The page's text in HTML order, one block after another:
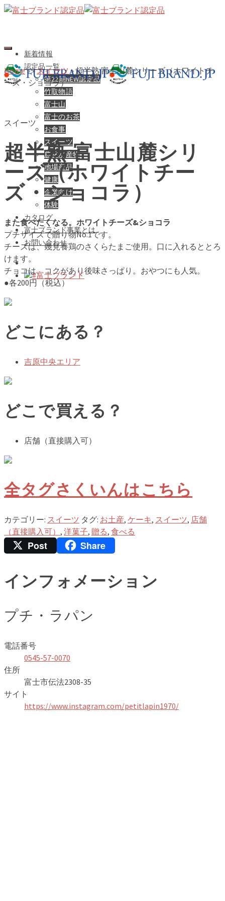
新着情報
認定品一覧
第22期NEW認定品
竹取物語
富士山
富士のお茶
お食事
スイーツ
農林水産物
地場産品
健康
企業向け
体験
カタログ
富士ブランド事業とは
お問い合わせ
#富士ブランド
Home»»スイーツ »超半熟 富士山麓シリーズ（ホワイトチ
ーズ・ショコラ）
スイーツ
超半熟 富士山麓シリ
ーズ（ホワイトチー
ズ・ショコラ）
また食べたくなる。ホワイトチーズ&ショコラ
プチサイズで贈り物No.1です。
チーズは、幾見養鶏のさくらたまご使用。口に入れるととろ
けます。
チョコは、コクがあり後味さっぱり。おやつにも人気。
●各200円（税込）
どこにある？
吉原中央エリア
どこで買える？
店舗（直接購入可）
全タグさくいんはこちら
カテゴリー: スイーツ タグ: お土産, ケーキ, スイーツ, 店舗
（直接購入可） , 洋菓子, 贈る, 食べる
Post Share
インフォメーション
プチ・ラパン
電話番号
0545-57-0070
住所
富士市伝法2308-35
サイト
https://www.instagram.com/petitlapin1970/